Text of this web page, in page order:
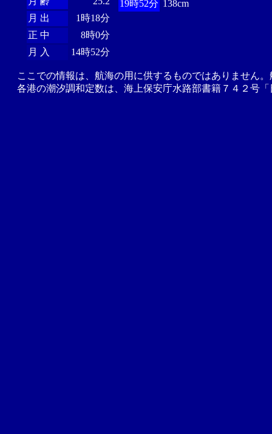
月 出
1時18分
正 中
8時0分
月 入
14時52分
19時52分 138cm
ここでの情報は、航海の用に供するものではありません
各港の潮汐調和定数は、海上保安庁水路部書籍７４２号